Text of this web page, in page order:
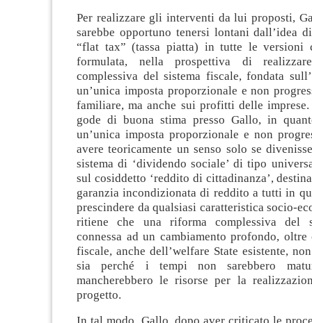
Per realizzare gli interventi da lui proposti,
sarebbe opportuno tenersi lontani dall’idea
“flat tax” (tassa piatta) in tutte le versioni
formulata, nella prospettiva di
complessiva del sistema fiscale, fondata
un’unica imposta proporzionale e non
familiare, ma anche sui profitti delle
gode di buona stima presso Gallo, in
un’unica imposta proporzionale e non
avere teoricamente un senso solo se
sistema di ‘dividendo sociale’ di tipo
sul cosiddetto ‘reddito di cittadinanza’,
garanzia incondizionata di reddito a tutti in
prescindere da qualsiasi caratteristica socio-
ritiene che una riforma complessiva del
connessa ad un cambiamento profondo, oltre
fiscale, anche dell’welfare State esistente,
sia perché i tempi non sarebbero
mancherebbero le risorse per la
progetto.